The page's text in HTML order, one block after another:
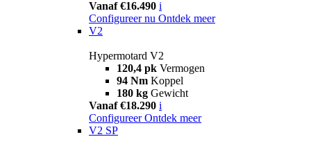
Vanaf €16.490 i
Configureer nu Ontdek meer
V2
Hypermotard V2
120,4 pk Vermogen
94 Nm Koppel
180 kg Gewicht
Vanaf €18.290 i
Configureer Ontdek meer
V2 SP